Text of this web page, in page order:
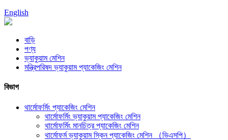
English
বাড়ি
পণ্য
ভ্যাকুয়াম মেশিন
মন্ত্রিপরিষদ ভ্যাকুয়াম প্যাকেজিং মেশিন
বিভাগ
থার্মোফর্মিং প্যাকেজিং মেশিন
থার্মোফর্মিং ভ্যাকুয়াম প্যাকেজিং মেশিন
থার্মোফর্মিং মানচিত্র প্যাকেজিং মেশিন
থার্মোফর্ম ভ্যাকুয়াম স্কিন প্যাকেজিং মেশিন （ভিএসপি）